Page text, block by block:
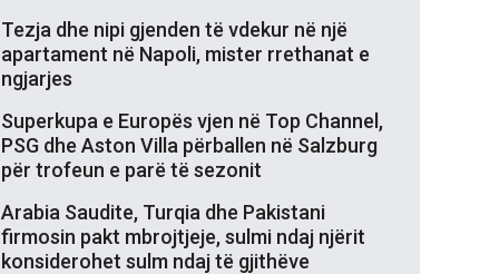
Tezja dhe nipi gjenden të vdekur në një
apartament në Napoli, mister rrethanat e
ngjarjes
Superkupa e Europës vjen në Top Channel,
PSG dhe Aston Villa përballen në Salzburg
për trofeun e parë të sezonit
Arabia Saudite, Turqia dhe Pakistani
firmosin pakt mbrojtjeje, sulmi ndaj njërit
konsiderohet sulm ndaj të gjithëve